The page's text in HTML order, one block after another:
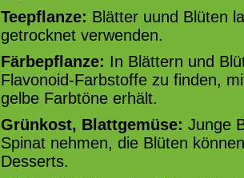
Teepflanze: Blätter uund Blüten
getrocknet verwenden.
Färbepflanze: In Blättern und
Flavonoid-Farbstoffe zu finden,
gelbe Farbtöne erhält.
Grünkost, Blattgemüse: Junge
Spinat nehmen, die Blüten
Desserts.